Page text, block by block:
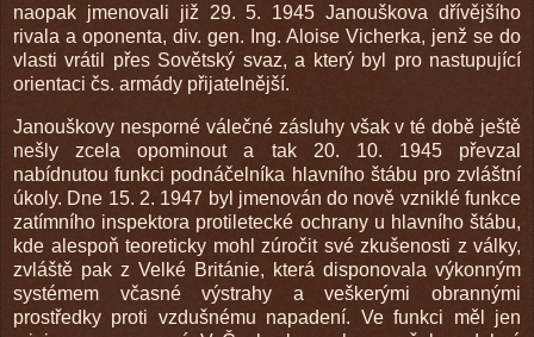
naopak jmenovali již 29. 5. 1945 Janouškova dřívějšího
rivala a oponenta, div. gen. Ing. Aloise Vicherka, jenž se do
vlasti vrátil přes Sovětský svaz, a který byl pro nastupující
orientaci čs. armády přijatelnější.
Janouškovy nesporné válečné zásluhy však v té době ještě
nešly zcela opominout a tak 20. 10. 1945 převzal
nabídnutou funkci podnáčelníka hlavního štábu pro zvláštní
úkoly. Dne 15. 2. 1947 byl jmenován do nově vzniklé funkce
zatímního inspektora protiletecké ochrany u hlavního štábu,
kde alespoň teoreticky mohl zúročit své zkušenosti z války,
zvláště pak z Velké Británie, která disponovala výkonným
systémem včasné výstrahy a veškerými obrannými
prostředky proti vzdušnému napadení. Ve funkci měl jen